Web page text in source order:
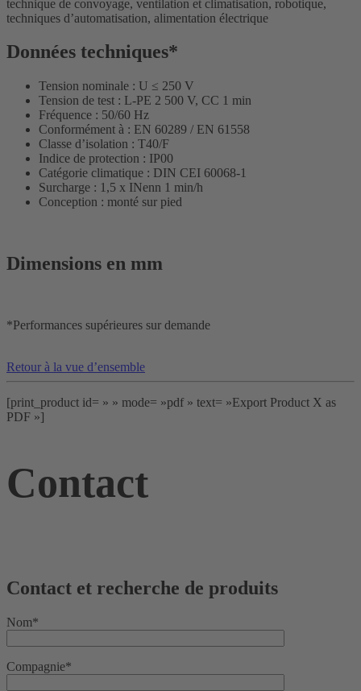
technique de convoyage, ventilation et climatisation, robotique,
techniques d’automatisation, alimentation électrique
Données techniques*
Tension nominale : U ≤ 250 V
Tension de test : L-PE 2 500 V, CC 1 min
Fréquence : 50/60 Hz
Conformément à : EN 60289 / EN 61558
Classe d’isolation : T40/F
Indice de protection : IP00
Catégorie climatique : DIN CEI 60068-1
Surcharge : 1,5 x INenn 1 min/h
Conception : monté sur pied
Dimensions en mm
*Performances supérieures sur demande
Retour à la vue d’ensemble
[print_product id= » » mode= »pdf » text= »Export Product X as
PDF »]
Contact
Contact et recherche de produits
Nom*
Compagnie*